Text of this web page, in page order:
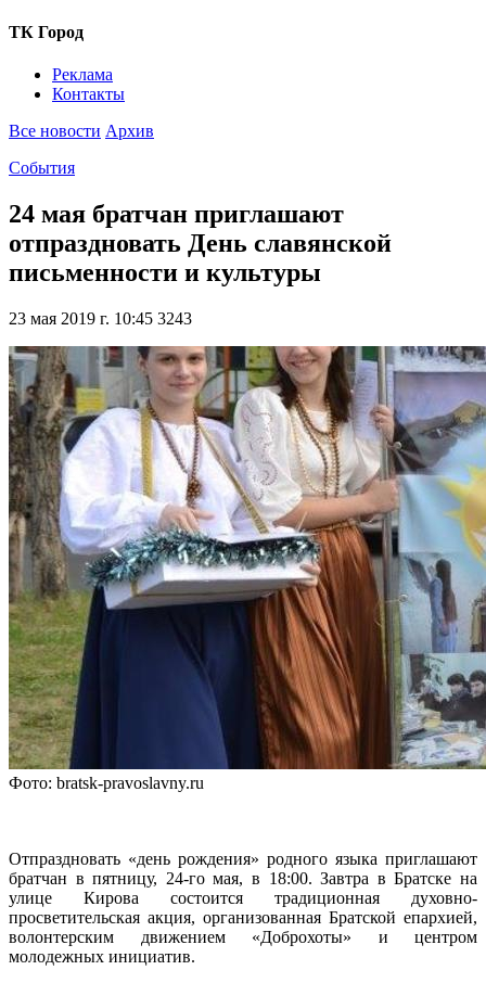
ТК Город
Реклама
Контакты
Все новости Архив
События
24 мая братчан приглашают
отпраздновать День славянской
письменности и культуры
23 мая 2019 г. 10:45 3243
Фото: bratsk-pravoslavny.ru
Отпраздновать «день рождения» родного языка приглашают
братчан в пятницу, 24-го мая, в 18:00. Завтра в Братске на
улице Кирова состоится традиционная духовно-
просветительская акция, организованная Братской епархией,
волонтерским движением «Доброхоты» и центром
молодежных инициатив.